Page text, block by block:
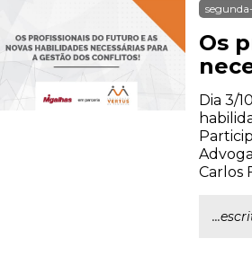
Os
Dia 3/
Carlos